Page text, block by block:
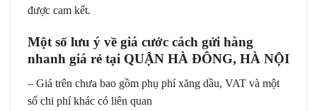
được cam kết.
Một số lưu ý về giá cước cách gửi hàng
nhanh giá rẻ tại QUẬN HÀ ĐÔNG, HÀ NỘI
– Giá trên chưa bao gồm phụ phí xăng dầu, VAT và một
số chi phí khác có liên quan